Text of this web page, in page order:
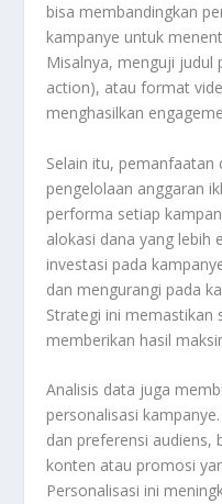
bisa membandingkan
kampanye untuk
Misalnya, menguji judul
action), atau format
menghasilkan
Selain itu,
pengelolaan anggaran
performa setiap
alokasi dana yang lebih
investasi pada
dan mengurangi pada
Strategi ini memastikan
memberikan hasil
Analisis data juga
personalisasi
dan preferensi audiens,
konten atau promosi
Personalisasi ini